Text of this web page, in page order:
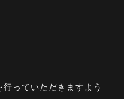
っていただきますよう